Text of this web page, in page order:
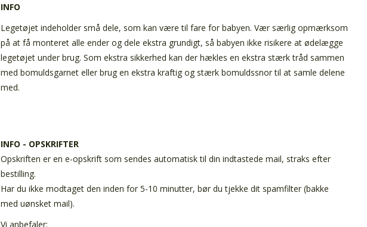
INFO
Legetøjet indeholder små dele, som kan være til fare for babyen. Vær særlig opmærksom
på at få monteret alle ender og dele ekstra grundigt, så babyen ikke risikere at ødelægge
legetøjet under brug. Som ekstra sikkerhed kan der hækles en ekstra stærk tråd sammen
med bomuldsgarnet eller brug en ekstra kraftig og stærk bomuldssnor til at samle delene
med.
INFO - OPSKRIFTER
Opskriften er en e-opskrift som sendes automatisk til din indtastede mail, straks efter
bestilling.
Har du ikke modtaget den inden for 5-10 minutter, bør du tjekke dit spamfilter (bakke
med uønsket mail).
Vi anbefaler: